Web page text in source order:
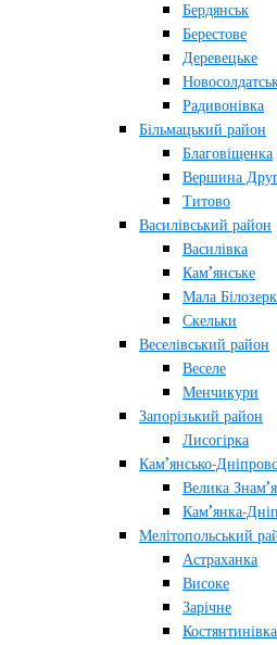
Бердянськ
Берестове
Деревецьке
Радивонівка
Більмацький район
Благовіщенка
Вершина
Титово
Василівський район
Василівка
Кам’янське
Мала
Скельки
Веселівський район
Веселе
Менчикури
Запорізький район
Лисогірка
Кам’янсько-
Велика
Кам’янка-
Мелітопольський
Астраханка
Високе
Зарічне
Костянтинівка